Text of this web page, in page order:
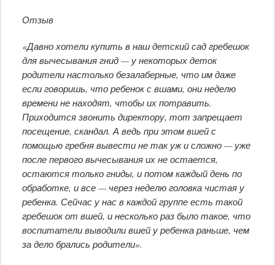
Отзыв
«Давно хотели купить в наш детский сад гребешок
для вычесывания гнид — у некоторых деток
родители настолько безалаберные, что им даже
если говоришь, что ребенок с вшами, они неделю
времени не находят, чтобы их потравить.
Приходится звонить директору, тот запрещает
посещение, скандал. А ведь при этом вшей с
помощью гребня вывести не так уж и сложно — уже
после первого вычесывания их не остается,
остаются только гниды, и потом каждый день по
обработке, и все — через неделю головка чистая у
ребенка. Сейчас у нас в каждой группе есть такой
гребешок от вшей, и несколько раз было такое, что
воспитатели выводили вшей у ребенка раньше, чем
за дело брались родители».